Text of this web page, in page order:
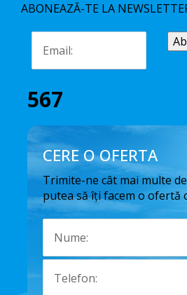
ABONEAZĂ-TE LA
567
CERE O OFERTA
Trimite-ne cât mai multe
putea să îți facem o ofertă